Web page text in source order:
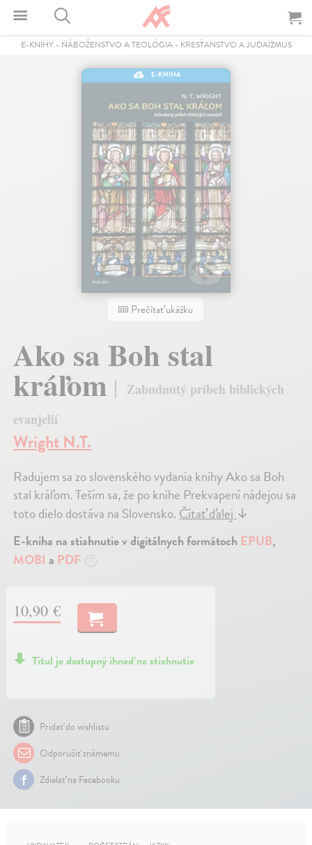
E-KNIHY- NÁBOŽENSTVO A TEOLÓGIA- KRESŤANSTVO A JUDAIZMUS
E-KNIHA
Prečítať ukážku
Ako sa Boh stal
kráľom
Zabudnutý príbeh biblických
evanjelií
Wright N.T.
Radujem sa zo slovenského vydania knihy Ako sa Boh
stal kráľom. Teším sa, že po knihe Prekvapení nádejou sa
toto dielo dostáva na Slovensko.Čítať ďalej↓
E-kniha na stiahnutie v digitálnych formátoch EPUB,
MOBI a PDF ?
10,90 €
Titul je dostupný ihneď na stiahnutie
Pridať do wishlistu
Odporučiť známemu
Zdielať na Facebooku